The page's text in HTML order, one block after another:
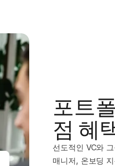
포트
점 혜
선도적인 VC와
매니저, 온보딩